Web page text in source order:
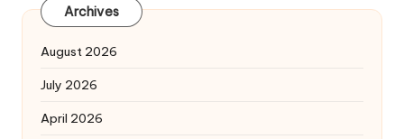
Archives
August 2026
July 2026
April 2026